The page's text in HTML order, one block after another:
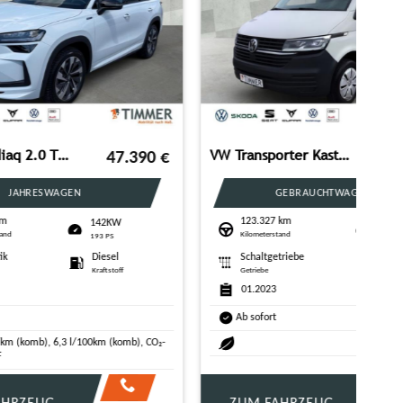
€ SKODA Octavia Combi 2.0 TDI DSG +AHK +PANO +LED +RKAM 19.250€
GEBRAUCHTWAGEN
110KW
150 PS
Diesel
Kraftstoff
119.0 g/km (komb), 4,5 l/100km (komb), CO₂-